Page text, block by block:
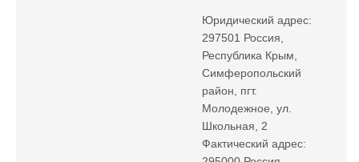
Юридический адрес:
297501 Россия,
Республика Крым,
Симферопольский
район, пгт.
Молодежное, ул.
Школьная, 2
Фактический адрес: